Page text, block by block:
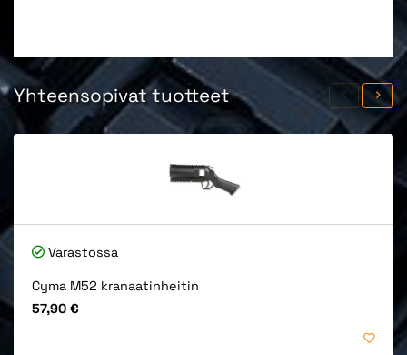
Yhteensopivat tuotteet
Varastossa
Cyma M52 kranaatinheitin
Hinta
57,90 €